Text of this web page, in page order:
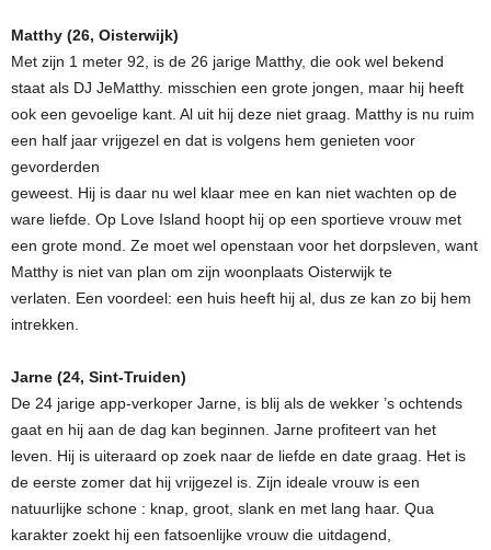
Matthy (26, Oisterwijk)
Met zijn 1 meter 92, is de 26 jarige Matthy, die ook wel bekend
staat als DJ JeMatthy. misschien een grote jongen, maar hij heeft
ook een gevoelige kant. Al uit hij deze niet graag. Matthy is nu ruim
een half jaar vrijgezel en dat is volgens hem genieten voor
gevorderden
geweest. Hij is daar nu wel klaar mee en kan niet wachten op de
ware liefde. Op Love Island hoopt hij op een sportieve vrouw met
een grote mond. Ze moet wel openstaan voor het dorpsleven, want
Matthy is niet van plan om zijn woonplaats Oisterwijk te
verlaten. Een voordeel: een huis heeft hij al, dus ze kan zo bij hem
intrekken.
Jarne (24, Sint-Truiden)
De 24 jarige app-verkoper Jarne, is blij als de wekker ’s ochtends
gaat en hij aan de dag kan beginnen. Jarne profiteert van het
leven. Hij is uiteraard op zoek naar de liefde en date graag. Het is
de eerste zomer dat hij vrijgezel is. Zijn ideale vrouw is een
natuurlijke schone : knap, groot, slank en met lang haar. Qua
karakter zoekt hij een fatsoenlijke vrouw die uitdagend,